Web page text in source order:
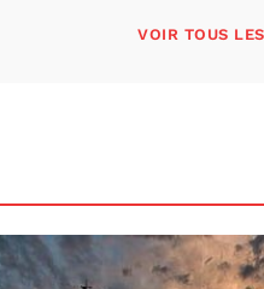
VOIR TOUS